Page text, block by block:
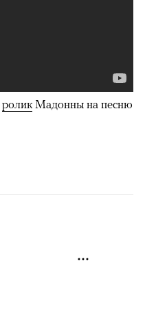
ролик Мадонны на песню